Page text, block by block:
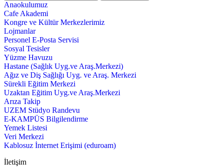
Anaokulumuz
Cafe Akademi
Kongre ve Kültür Merkezlerimiz
Lojmanlar
Personel E-Posta Servisi
Sosyal Tesisler
Yüzme Havuzu
Hastane (Sağlık Uyg.ve Araş.Merkezi)
Ağız ve Diş Sağlığı Uyg. ve Araş. Merkezi
Sürekli Eğitim Merkezi
Uzaktan Eğitim Uyg.ve Araş.Merkezi
Arıza Takip
UZEM Stüdyo Randevu
E-KAMPÜS Bilgilendirme
Yemek Listesi
Veri Merkezi
Kablosuz İnternet Erişimi (eduroam)
İletişim